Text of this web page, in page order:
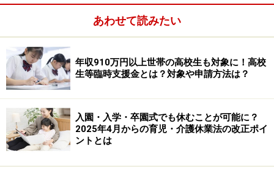
れば、2024年10月分からの児童手当が受け取れます。
あわせて読みたい
年収910万円以上世帯の高校生も対象に！高校
生等臨時支援金とは？対象や申請方法は？
入園・入学・卒園式でも休むことが可能に？
2025年4月からの育児・介護休業法の改正ポイ
ントとは